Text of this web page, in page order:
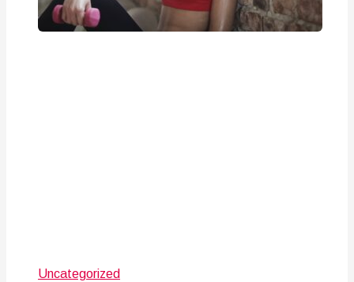
Uncategorized